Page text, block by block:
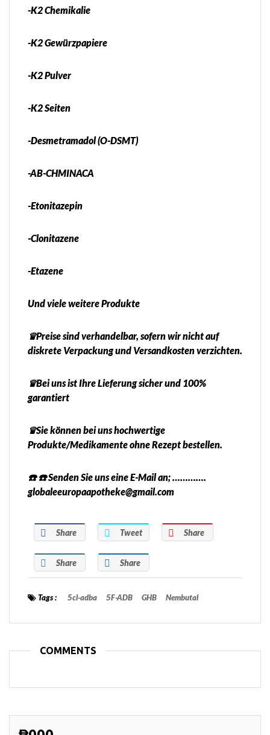
-K2 Chemikalie
-K2 Gewürzpapiere
-K2 Pulver
-K2 Seiten
-Desmetramadol (O-DSMT)
-AB-CHMINACA
-Etonitazepin
-Clonitazene
-Etazene
Und viele weitere Produkte
♛Preise sind verhandelbar, sofern wir nicht auf
diskrete Verpackung und Versandkosten verzichten.
♛Bei uns ist Ihre Lieferung sicher und 100%
garantiert
♛Sie können bei uns hochwertige
Produkte/Medikamente ohne Rezept bestellen.
☎️ ☎️ Senden Sie uns eine E-Mail an; ………….
globaleeuropaapotheke@gmail.com
Share Tweet Share
Share Share
Tags : 5cl-adba 5F-ADB GHB Nembutal
COMMENTS